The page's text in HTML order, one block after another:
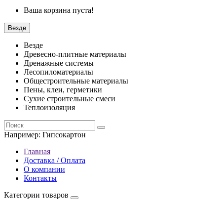
Ваша корзина пуста!
Везде
Везде
Древесно-плитные материалы
Дренажные системы
Лесопиломатериалы
Общестроительные материалы
Пены, клеи, герметики
Сухие строительные смеси
Теплоизоляция
Например: Гипсокартон
Главная
Доставка / Оплата
О компании
Контакты
Категории товаров